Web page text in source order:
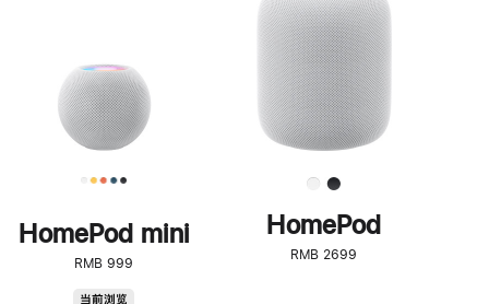
HomePod mini
RMB 999
当前浏览
了
解
HomePod<
HomePod
RMB 2699